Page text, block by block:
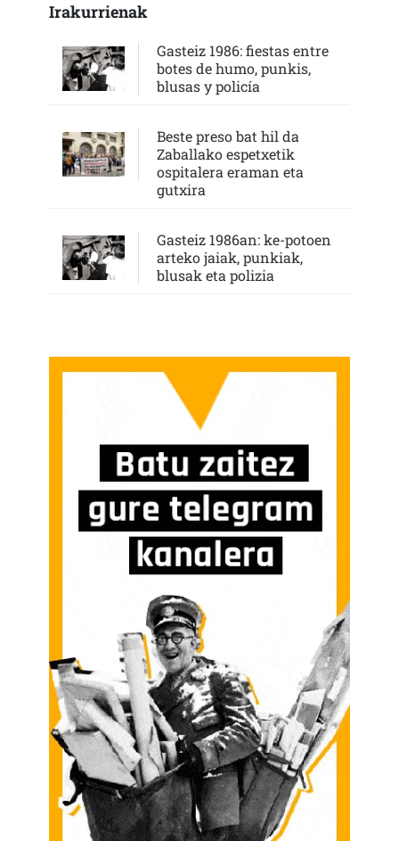
Irakurrienak
Gasteiz 1986: fiestas entre
botes de humo, punkis,
blusas y policía
Beste preso bat hil da
Zaballako espetxetik
ospitalera eraman eta
gutxira
Gasteiz 1986an: ke-potoen
arteko jaiak, punkiak,
blusak eta polizia